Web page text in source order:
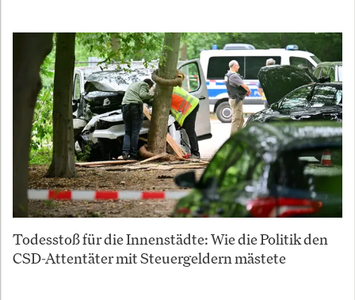
Todesstoß für die Innenstädte: Wie die Politik den
CSD-Attentäter mit Steuergeldern mästete